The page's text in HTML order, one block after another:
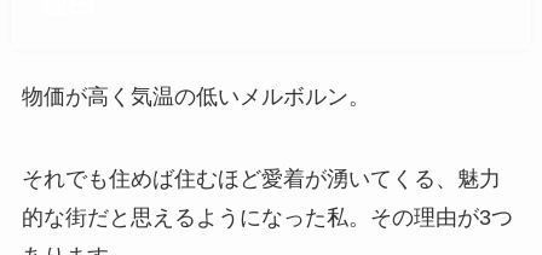
物価が高く気温の低いメルボルン。
それでも住めば住むほど愛着が湧いてくる、魅力
的な街だと思えるようになった私。その理由が3つ